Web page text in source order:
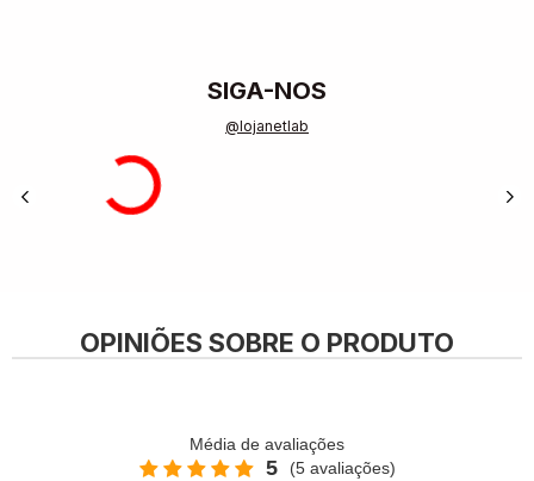
SIGA-NOS
@lojanetlab
OPINIÕES SOBRE O PRODUTO
Média de avaliações
5 (5 avaliações)